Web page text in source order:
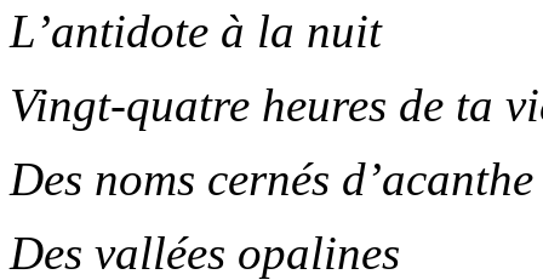
L’antidote à la nuit
Vingt-quatre heures de ta
Des noms cernés d’acanthe
Des vallées opalines